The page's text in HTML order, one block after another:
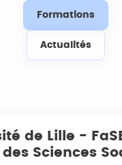
Formations
Actualités
de Lille -
Sciences